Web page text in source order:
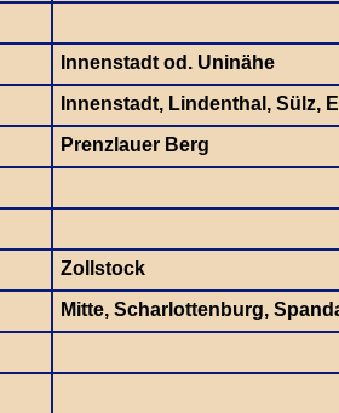
Innenstadt od. Uninähe
Innenstadt, Lindenthal, Sülz,
Prenzlauer Berg
Zollstock
Mitte, Scharlottenburg,